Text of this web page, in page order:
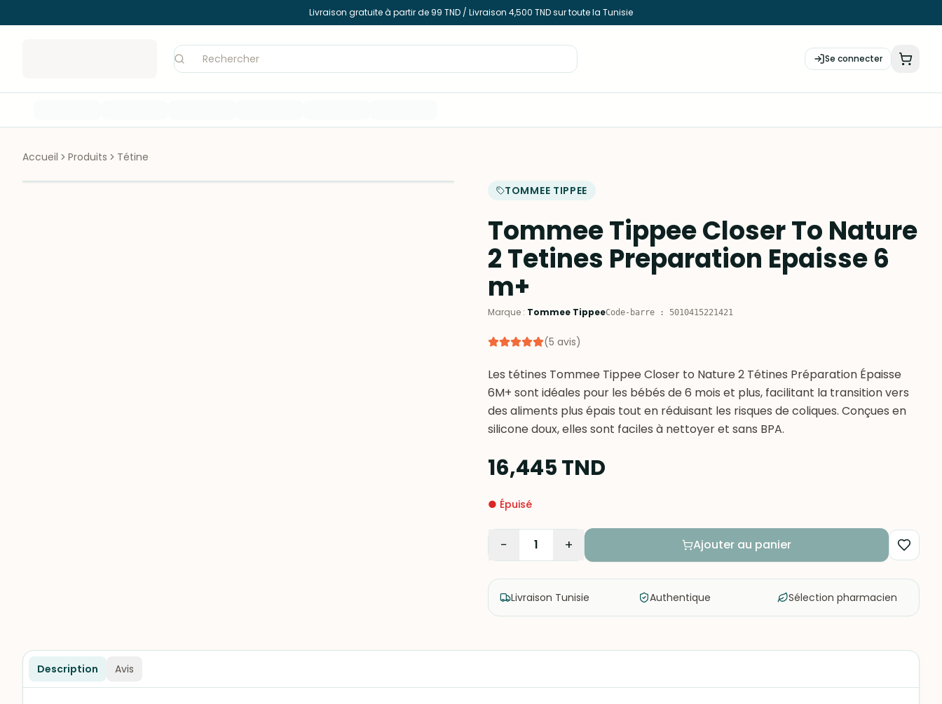
Livraison gratuite à partir de 99 TND / Livraison 4,500 TND sur toute la Tunisie
Se connecter
Accueil Produits Tétine
TOMMEE TIPPEE
Tommee Tippee Closer To Nature
2 Tetines Preparation Epaisse 6
m+
Marque : Tommee TippeeCode-barre : 5010415221421
(5 avis)
Les tétines Tommee Tippee Closer to Nature 2 Tétines Préparation Épaisse
6M+ sont idéales pour les bébés de 6 mois et plus, facilitant la transition vers
des aliments plus épais tout en réduisant les risques de coliques. Conçues en
silicone doux, elles sont faciles à nettoyer et sans BPA.
16,445TND
● Épuisé
− 1 + Ajouter au panier
Livraison Tunisie Authentique Sélection pharmacien
Description Avis